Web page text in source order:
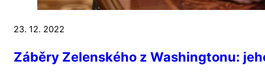
23. 12. 2022
Záběry Zelenského z Washingtonu: